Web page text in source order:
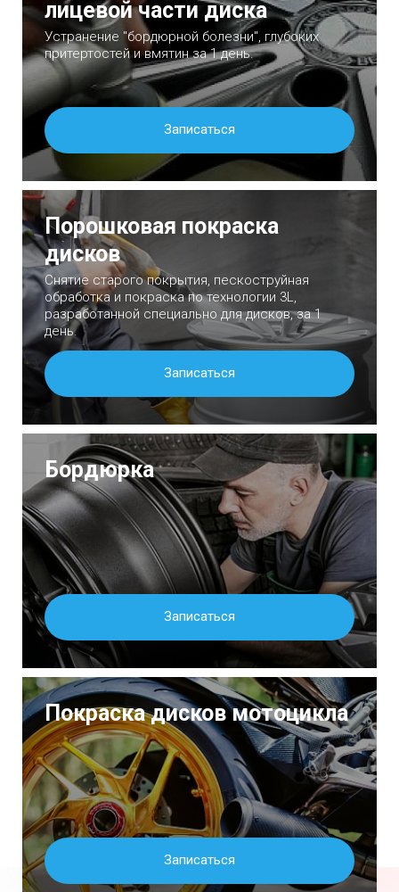
лицевой части диска
Устранение "бордюрной болезни", глубоких
притертостей и вмятин за 1 день.
Записаться
Порошковая покраска
дисков
Снятие старого покрытия, пескоструйная
обработка и покраска по технологии 3L,
разработанной специально для дисков, за 1
день.
Записаться
Бордюрка
Записаться
Покраска дисков мотоцикла
Записаться